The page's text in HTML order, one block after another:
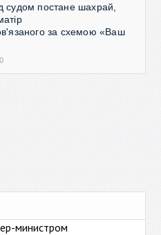
судом постане шахрай,
за схемою «Ваш
0
министром